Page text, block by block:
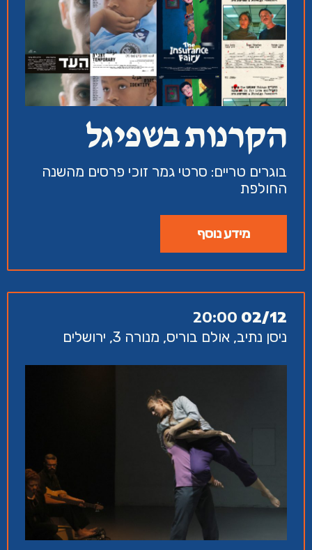
הקרנות בשפיגל
בוגרים טריים: סרטי גמר זוכי פרסים מהשנה
החולפת
מידע נוסף
02/12
20:00
ניסן נתיב, אולם בוריס, מנורה 3, ירושלים